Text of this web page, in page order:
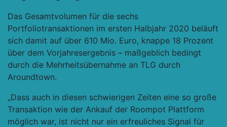
Das Gesamtvolumen für die sechs
Portfoliotransaktionen im ersten Halbjahr 2020 beläuft
sich damit auf über 610 Mio. Euro, knappe 18 Prozent
über dem Vorjahresergebnis – maßgeblich bedingt
durch die Mehrheitsübernahme an TLG durch
Aroundtown.
„Dass auch in diesen schwierigen Zeiten eine so große
Transaktion wie der Ankauf der Roompot Plattform
möglich war, ist nicht nur ein erfreuliches Signal für